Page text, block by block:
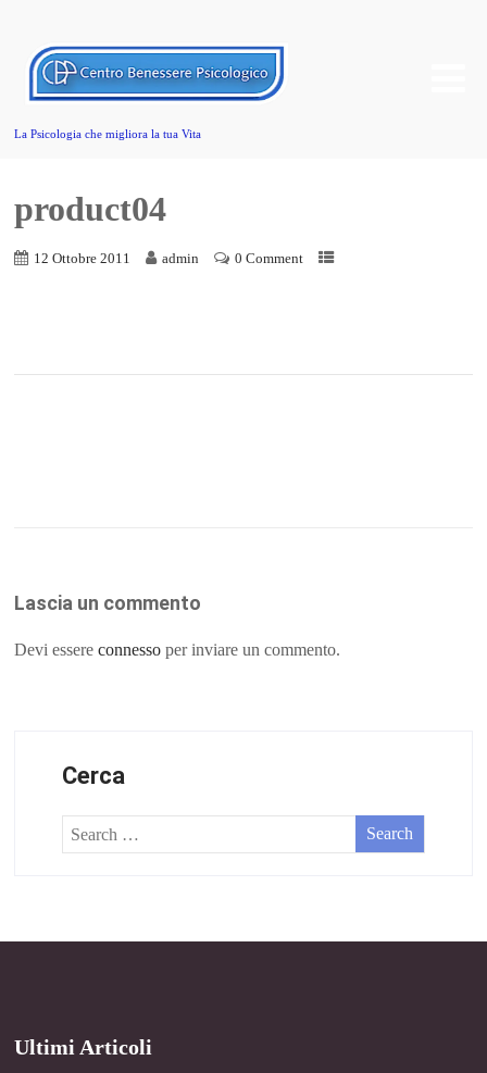
La Psicologia che migliora la tua Vita
product04
12 Ottobre 2011 admin 0 Comment
Lascia un commento
Devi essereconnesso per inviare un commento.
Cerca
Ultimi Articoli